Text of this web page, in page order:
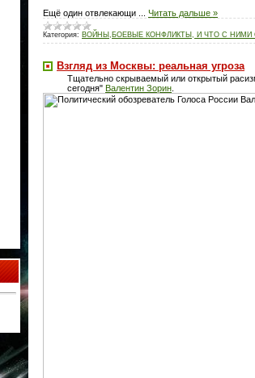
Ещё один отвлекающи
Читать дальше »
Категория: ВОЙНЫ,БОЕВЫЕ КОНФЛИКТЫ, И ЧТО С НИМИ
Взгляд из Москвы: реальная угроза
Тщательно скрываемый или открытый
сегодня" Валентин Зорин